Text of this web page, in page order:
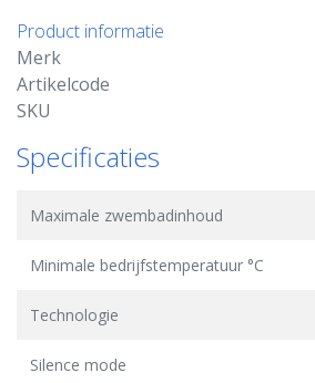
Product informatie
Merk
Artikelcode
SKU
Specificaties
Maximale zwembadinhoud
Minimale bedrijfstemperatuur °C
Technologie
Silence mode